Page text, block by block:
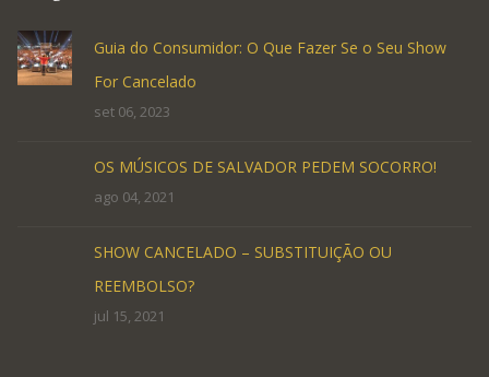
Guia do Consumidor: O Que Fazer Se o Seu Show
For Cancelado
set 06, 2023
OS MÚSICOS DE SALVADOR PEDEM SOCORRO!
ago 04, 2021
SHOW CANCELADO – SUBSTITUIÇÃO OU
REEMBOLSO?
jul 15, 2021